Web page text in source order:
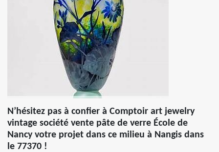
N’hésitez pas à confier à Comptoir art jewelry
vintage société vente pâte de verre École de
Nancy votre projet dans ce milieu à Nangis dans
le 77370 !